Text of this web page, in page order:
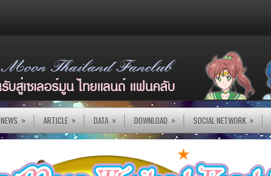
NEWS » ARTICLE » DATA » DOWNLOAD » SOCIAL NETWORK »